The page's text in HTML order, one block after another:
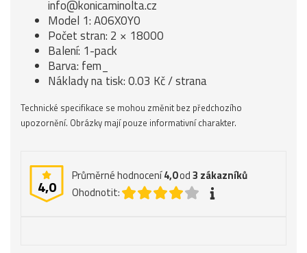
info@konicaminolta.cz
Model 1: A06X0Y0
Počet stran: 2 × 18000
Balení: 1-pack
Barva: fem_
Náklady na tisk: 0.03 Kč / strana
Technické specifikace se mohou změnit bez předchozího
upozornění. Obrázky mají pouze informativní charakter.
4,0
Průměrné hodnocení4,0od3 zákazníků
Ohodnotit: